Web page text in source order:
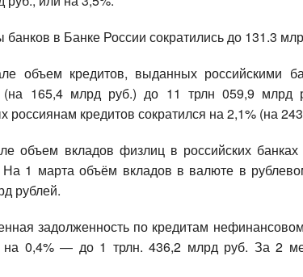
банков в Банке России сократились до 131.3
объем кредитов, выданных российскими
165,4 млрд руб.) до 11 трлн 059,9 млрд
россиянам кредитов сократился на 2,1% (на
объем вкладов физлиц в российских
1 марта объём вкладов в валюте в
рублей.
задолженность по кредитам
на 0,4% — до 1 трлн. 436,2 млрд руб. За 2